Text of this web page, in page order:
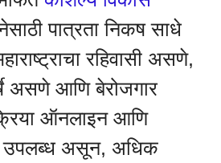
पात्रता निकष साधे
रहिवासी असणे,
असणे आणि बेरोजगार
ऑनलाइन आणि
उपलब्ध असून, अधिक